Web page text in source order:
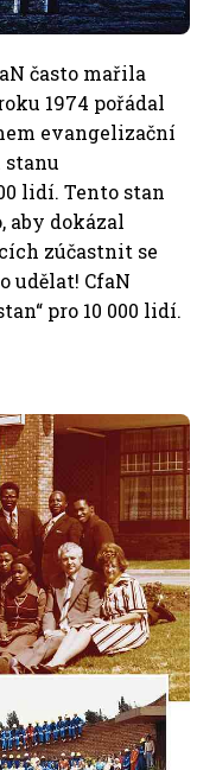
často mařila
1974 pořádal
evangelizační
lidí. Tento stan
aby dokázal
zúčastnit se
udělat! CfaN
pro 10 000 lidí.